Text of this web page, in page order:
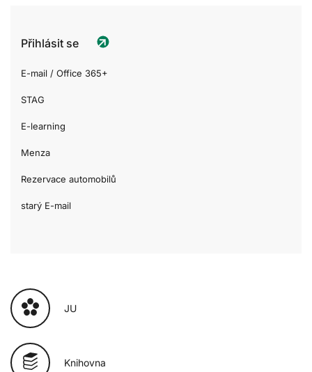
Přihlásit se
E-mail / Office 365+
STAG
E-learning
Menza
Rezervace automobilů
starý E-mail
JU
Knihovna